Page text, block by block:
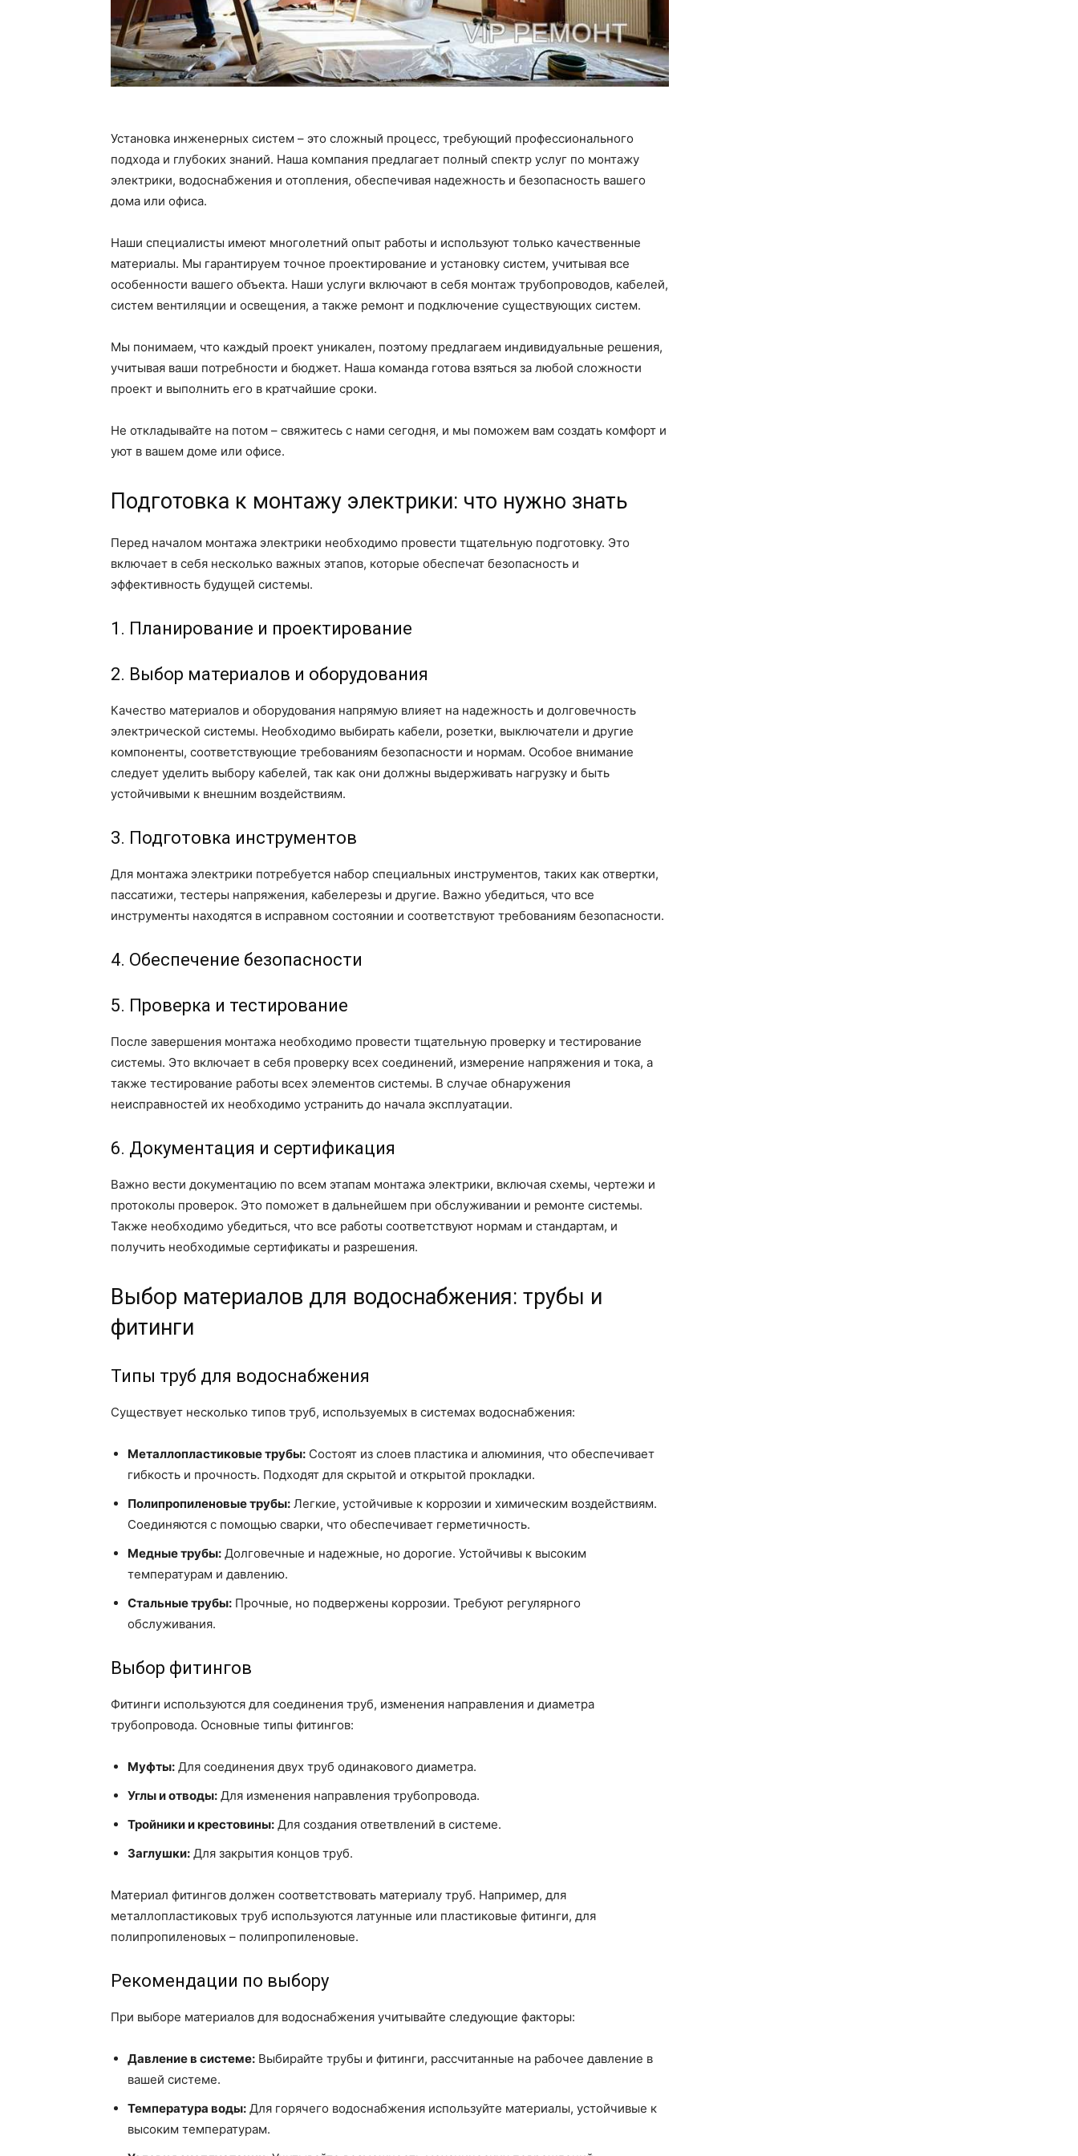
Установка инженерных систем – это сложный процесс, требующий профессионального
подхода и глубоких знаний. Наша компания предлагает полный спектр услуг по монтажу
электрики, водоснабжения и отопления, обеспечивая надежность и безопасность вашего
дома или офиса.
Наши специалисты имеют многолетний опыт работы и используют только качественные
материалы. Мы гарантируем точное проектирование и установку систем, учитывая все
особенности вашего объекта. Наши услуги включают в себя монтаж трубопроводов, кабелей,
систем вентиляции и освещения, а также ремонт и подключение существующих систем.
Мы понимаем, что каждый проект уникален, поэтому предлагаем индивидуальные решения,
учитывая ваши потребности и бюджет. Наша команда готова взяться за любой сложности
проект и выполнить его в кратчайшие сроки.
Не откладывайте на потом – свяжитесь с нами сегодня, и мы поможем вам создать комфорт и
уют в вашем доме или офисе.
Подготовка к монтажу электрики: что нужно знать
Перед началом монтажа электрики необходимо провести тщательную подготовку. Это
включает в себя несколько важных этапов, которые обеспечат безопасность и
эффективность будущей системы.
1. Планирование и проектирование
2. Выбор материалов и оборудования
Качество материалов и оборудования напрямую влияет на надежность и долговечность
электрической системы. Необходимо выбирать кабели, розетки, выключатели и другие
компоненты, соответствующие требованиям безопасности и нормам. Особое внимание
следует уделить выбору кабелей, так как они должны выдерживать нагрузку и быть
устойчивыми к внешним воздействиям.
3. Подготовка инструментов
Для монтажа электрики потребуется набор специальных инструментов, таких как отвертки,
пассатижи, тестеры напряжения, кабелерезы и другие. Важно убедиться, что все
инструменты находятся в исправном состоянии и соответствуют требованиям безопасности.
4. Обеспечение безопасности
5. Проверка и тестирование
После завершения монтажа необходимо провести тщательную проверку и тестирование
системы. Это включает в себя проверку всех соединений, измерение напряжения и тока, а
также тестирование работы всех элементов системы. В случае обнаружения
неисправностей их необходимо устранить до начала эксплуатации.
6. Документация и сертификация
Важно вести документацию по всем этапам монтажа электрики, включая схемы, чертежи и
протоколы проверок. Это поможет в дальнейшем при обслуживании и ремонте системы.
Также необходимо убедиться, что все работы соответствуют нормам и стандартам, и
получить необходимые сертификаты и разрешения.
Выбор материалов для водоснабжения: трубы и
фитинги
Типы труб для водоснабжения
Существует несколько типов труб, используемых в системах водоснабжения:
Металлопластиковые трубы: Состоят из слоев пластика и алюминия, что обеспечивает
гибкость и прочность. Подходят для скрытой и открытой прокладки.
Полипропиленовые трубы: Легкие, устойчивые к коррозии и химическим воздействиям.
Соединяются с помощью сварки, что обеспечивает герметичность.
Медные трубы: Долговечные и надежные, но дорогие. Устойчивы к высоким
температурам и давлению.
Стальные трубы: Прочные, но подвержены коррозии. Требуют регулярного
обслуживания.
Выбор фитингов
Фитинги используются для соединения труб, изменения направления и диаметра
трубопровода. Основные типы фитингов:
Муфты: Для соединения двух труб одинакового диаметра.
Углы и отводы: Для изменения направления трубопровода.
Тройники и крестовины: Для создания ответвлений в системе.
Заглушки: Для закрытия концов труб.
Материал фитингов должен соответствовать материалу труб. Например, для
металлопластиковых труб используются латунные или пластиковые фитинги, для
полипропиленовых – полипропиленовые.
Рекомендации по выбору
При выборе материалов для водоснабжения учитывайте следующие факторы:
Давление в системе: Выбирайте трубы и фитинги, рассчитанные на рабочее давление в
вашей системе.
Температура воды: Для горячего водоснабжения используйте материалы, устойчивые к
высоким температурам.